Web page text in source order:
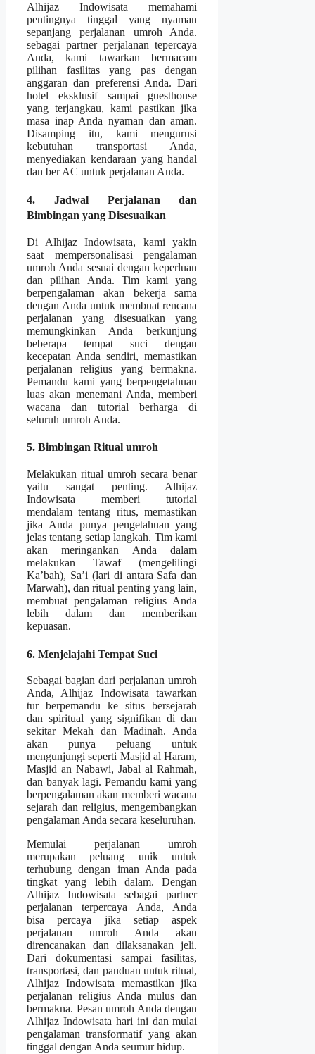
Alhijaz Indowisata memahami
pentingnya tinggal yang nyaman
sepanjang perjalanan umroh Anda.
sebagai partner perjalanan tepercaya
Anda, kami tawarkan bermacam
pilihan fasilitas yang pas dengan
anggaran dan preferensi Anda. Dari
hotel eksklusif sampai guesthouse
yang terjangkau, kami pastikan jika
masa inap Anda nyaman dan aman.
Disamping itu, kami mengurusi
kebutuhan transportasi Anda,
menyediakan kendaraan yang handal
dan ber AC untuk perjalanan Anda.
4. Jadwal Perjalanan dan
Bimbingan yang Disesuaikan
Di Alhijaz Indowisata, kami yakin
saat mempersonalisasi pengalaman
umroh Anda sesuai dengan keperluan
dan pilihan Anda. Tim kami yang
berpengalaman akan bekerja sama
dengan Anda untuk membuat rencana
perjalanan yang disesuaikan yang
memungkinkan Anda berkunjung
beberapa tempat suci dengan
kecepatan Anda sendiri, memastikan
perjalanan religius yang bermakna.
Pemandu kami yang berpengetahuan
luas akan menemani Anda, memberi
wacana dan tutorial berharga di
seluruh umroh Anda.
5. Bimbingan Ritual umroh
Melakukan ritual umroh secara benar
yaitu sangat penting. Alhijaz
Indowisata memberi tutorial
mendalam tentang ritus, memastikan
jika Anda punya pengetahuan yang
jelas tentang setiap langkah. Tim kami
akan meringankan Anda dalam
melakukan Tawaf (mengelilingi
Ka’bah), Sa’i (lari di antara Safa dan
Marwah), dan ritual penting yang lain,
membuat pengalaman religius Anda
lebih dalam dan memberikan
kepuasan.
6. Menjelajahi Tempat Suci
Sebagai bagian dari perjalanan umroh
Anda, Alhijaz Indowisata tawarkan
tur berpemandu ke situs bersejarah
dan spiritual yang signifikan di dan
sekitar Mekah dan Madinah. Anda
akan punya peluang untuk
mengunjungi seperti Masjid al Haram,
Masjid an Nabawi, Jabal al Rahmah,
dan banyak lagi. Pemandu kami yang
berpengalaman akan memberi wacana
sejarah dan religius, mengembangkan
pengalaman Anda secara keseluruhan.
Memulai perjalanan umroh
merupakan peluang unik untuk
terhubung dengan iman Anda pada
tingkat yang lebih dalam. Dengan
Alhijaz Indowisata sebagai partner
perjalanan terpercaya Anda, Anda
bisa percaya jika setiap aspek
perjalanan umroh Anda akan
direncanakan dan dilaksanakan jeli.
Dari dokumentasi sampai fasilitas,
transportasi, dan panduan untuk ritual,
Alhijaz Indowisata memastikan jika
perjalanan religius Anda mulus dan
bermakna. Pesan umroh Anda dengan
Alhijaz Indowisata hari ini dan mulai
pengalaman transformatif yang akan
tinggal dengan Anda seumur hidup.